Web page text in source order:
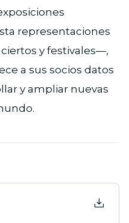
representaciones
y festivales—,
a sus socios datos
y ampliar nuevas